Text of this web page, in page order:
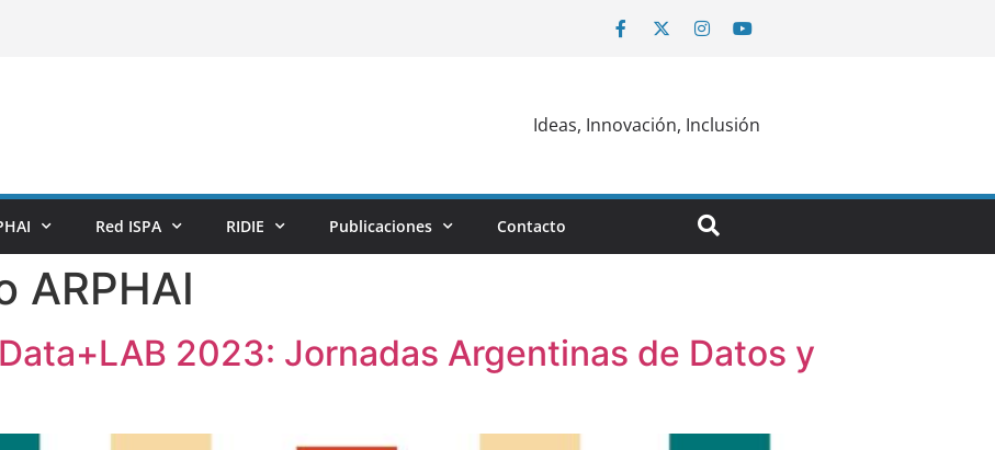
Ideas, Innovación, Inclusión
Red ISPA RIDIE Publicaciones Contacto
ARPHAI
2023: Jornadas Argentinas de Datos y